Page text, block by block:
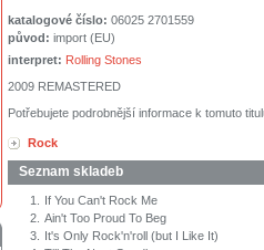
katalogové číslo: 06025 2701559
původ: import (EU)
interpret: Rolling Stones
2009 REMASTERED
Potřebujete podrobnější informace k tomuto
Rock
Seznam skladeb
1.
If You Can't Rock Me
2. Ain't Too Proud To Beg
3.
It's Only Rock'n'roll (but I Like It)